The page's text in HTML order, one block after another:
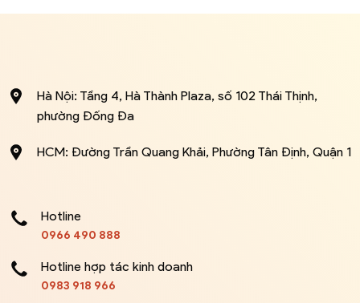
Hà Nội: Tầng 4, Hà Thành Plaza, số 102 Thái Thịnh,
phường Đống Đa
HCM: Đường Trần Quang Khải, Phường Tân Định, Quận 1
Hotline
0966 490 888
Hotline hợp tác kinh doanh
0983 918 966